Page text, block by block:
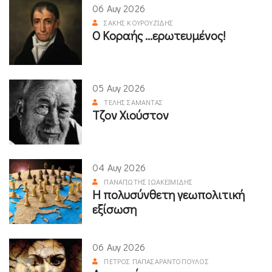
06 Αυγ 2026
ΣΆΚΗΣ ΚΟΥΡΟΥΖΊΔΗΣ
Ο Κοραής ...ερωτευμένος!
05 Αυγ 2026
ΤΈΛΗΣ ΣΑΜΑΝΤΆΣ
Τζον Χιούστον
04 Αυγ 2026
ΠΑΝΑΓΙΏΤΗΣ ΙΩΑΚΕΙΜΊΔΗΣ
Η πολυσύνθετη γεωπολιτική
εξίσωση
06 Αυγ 2026
ΠΈΤΡΟΣ ΠΑΠΑΣΑΡΑΝΤΌΠΟΥΛΟΣ